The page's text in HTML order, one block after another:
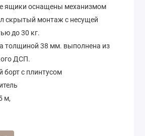
ящики оснащены механизмом
скрытый монтаж с несущей
до 30 кг.
толщиной 38 мм. выполнена из
ДСП.
борт с плинтусом
м,